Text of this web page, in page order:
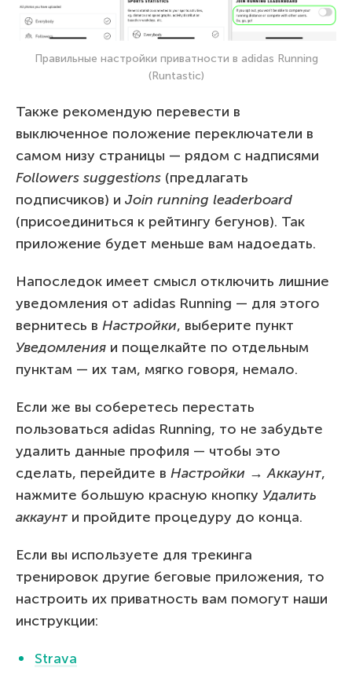
Правильные настройки приватности в adidas Running
(Runtastic)
Также рекомендую перевести в
выключенное положение переключатели в
самом низу страницы — рядом с надписями
Followers suggestions (предлагать
подписчиков) и Join running leaderboard
(присоединиться к рейтингу бегунов). Так
приложение будет меньше вам надоедать.
Напоследок имеет смысл отключить лишние
уведомления от adidas Running — для этого
вернитесь в Настройки, выберите пункт
Уведомления и пощелкайте по отдельным
пунктам — их там, мягко говоря, немало.
Если же вы соберетесь перестать
пользоваться adidas Running, то не забудьте
удалить данные профиля — чтобы это
сделать, перейдите в Настройки → Аккаунт,
нажмите большую красную кнопку Удалить
аккаунт и пройдите процедуру до конца.
Если вы используете для трекинга
тренировок другие беговые приложения, то
настроить их приватность вам помогут наши
инструкции:
Strava